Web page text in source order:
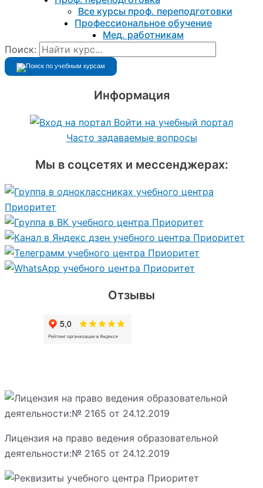
Все курсы проф. переподготовки
Профессиональное обучение
Мед. работникам
Поиск:
Информация
Войти на учебный портал
Часто задаваемые вопросы
Мы в соцсетях и мессенджерах:
Отзывы
Лицензия на право ведения образовательной
деятельности:№ 2165 от 24.12.2019